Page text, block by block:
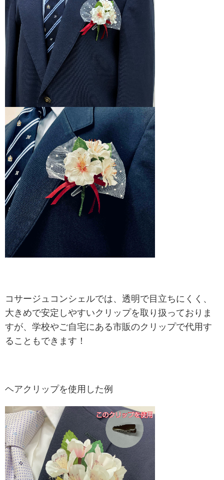
コサージュコンシェルでは、 透明で目立ちにくく、
大きめで安定しやすいクリップを取り扱っておりま
すが、学校やご自宅にある市販のクリップで代用す
ることもできます！
ヘアクリップを使用した例